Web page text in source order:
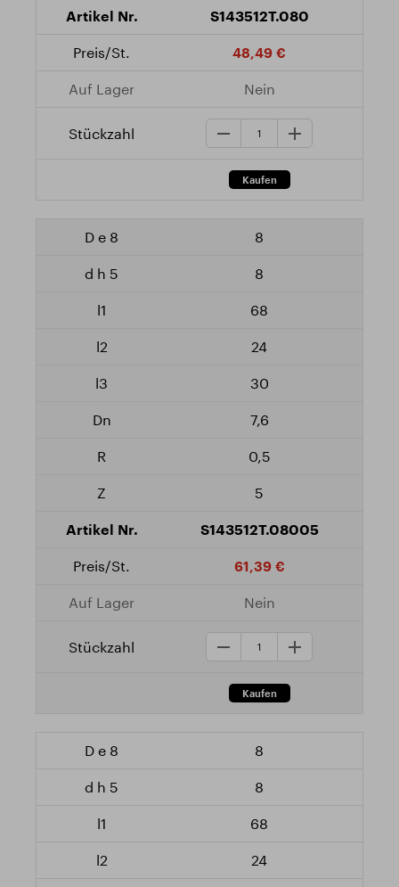
S143512T.080
48,49 €
Nein
8
8
68
24
30
7,6
0,5
5
S143512T.08005
61,39 €
Nein
8
8
68
24